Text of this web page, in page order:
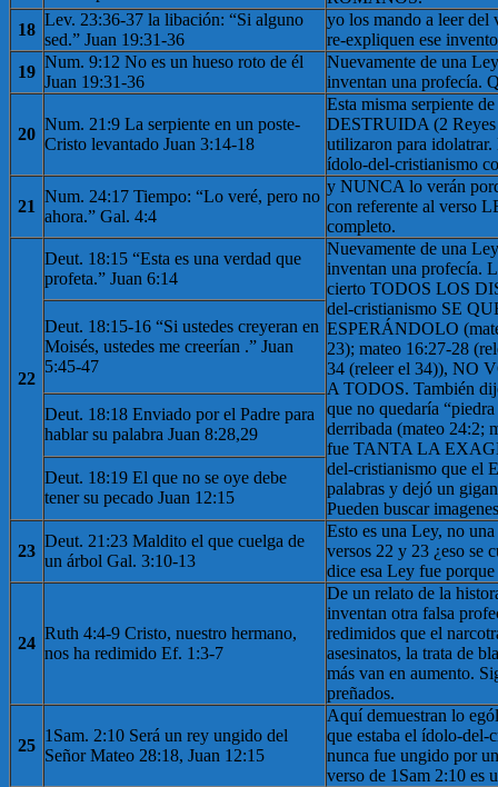
18
Lev. 23:36-37 la libación: “Si alguno
sed.” Juan 19:31-36
yo los mando a leer del
re-expliquen ese
19
Num. 9:12 No es un hueso roto de él
Juan 19:31-36
Nuevamente de una
inventan una profecía.
20
Num. 21:9 La serpiente en un poste-
Cristo levantado Juan 3:14-18
Esta misma serpiente
DESTRUIDA (2 Reyes
utilizaron para idolatrar.
ídolo-del-cristianismo
21
Num. 24:17 Tiempo: “Lo veré, pero no
ahora.” Gal. 4:4
y NUNCA lo verán
con referente al verso
completo.
22
Deut. 18:15 “Esta es una verdad que
profeta.” Juan 6:14
Nuevamente de una
inventan una profecía.
cierto TODOS LOS
del-cristianismo SE
ESPERÁNDOLO
23); mateo 16:27-28
34 (releer el 34)), NO
A TODOS. También
que no quedaría
derribada (mateo 24:2;
fue TANTA LA
del-cristianismo que el
palabras y dejó un
Pueden buscar
Deut. 18:15-16 “Si ustedes creyeran en
Moisés, ustedes me creerían .” Juan
5:45-47
Deut. 18:18 Enviado por el Padre para
hablar su palabra Juan 8:28,29
Deut. 18:19 El que no se oye debe
tener su pecado Juan 12:15
23
Deut. 21:23 Maldito el que cuelga de
un árbol Gal. 3:10-13
Esto es una Ley, no
versos 22 y 23 ¿eso se
dice esa Ley fue
24
Ruth 4:4-9 Cristo, nuestro hermano,
nos ha redimido Ef. 1:3-7
De un relato de la
inventan otra falsa
redimidos que el
asesinatos, la trata de
más van en aumento.
preñados.
25
1Sam. 2:10 Será un rey ungido del
Señor Mateo 28:18, Juan 12:15
Aquí demuestran lo
que estaba el ídolo-del-
nunca fue ungido por
verso de 1Sam 2:10 es